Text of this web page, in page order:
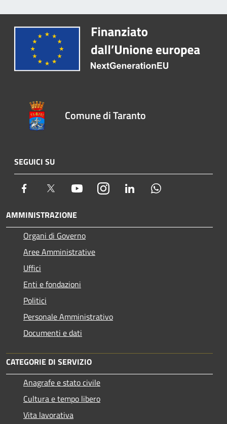
Comune di Taranto
SEGUICI SU
Facebook Twitter YoutubeInstagram LinkedIn
AMMINISTRAZIONE
Organi di Governo
Aree Amministrative
Uffici
Enti e fondazioni
Politici
Personale Amministrativo
Documenti e dati
CATEGORIE DI SERVIZIO
Anagrafe e stato civile
Cultura e tempo libero
Vita lavorativa